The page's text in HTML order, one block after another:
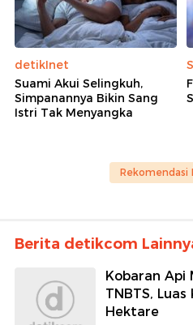
detikInet
Suami Akui Selingkuh,
Simpanannya Bikin Sang
Istri Tak Menyangka
Rekomendasi
Berita detikcom
Kobaran Api
TNBTS,
Hektare